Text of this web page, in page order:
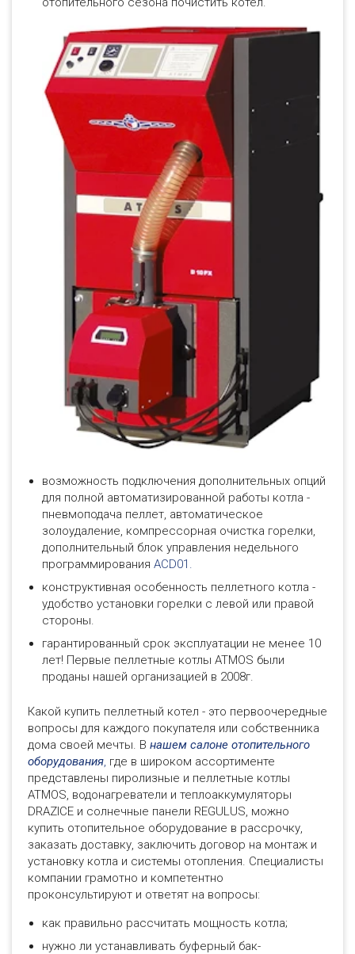
возможность подключения дополнительных опций
для полной автоматизированной работы котла -
пневмоподача пеллет, автоматическое
золоудаление, компрессорная очистка горелки,
дополнительный блок управления недельного
программирования ACD01.
конструктивная особенность пеллетного котла -
удобство установки горелки с левой или правой
стороны.
гарантированный срок эксплуатации не менее 10
лет! Первые пеллетные котлы ATMOS были
проданы нашей организацией в 2008г.
Какой купить пеллетный котел - это первоочередные
вопросы для каждого покупателя или собственника
дома своей мечты. В нашем салоне отопительного
оборудования где в широком ассортименте
представлены пиролизные и пеллетные котлы
ATMOS, водонагреватели и теплоаккумуляторы
DRAZICE и солнечные панели REGULUS, можно
купить отопительное оборудование в рассрочку,
заказать доставку, заключить договор на монтаж и
установку котла и системы отопления. Специалисты
компании грамотно и компетентно
проконсультируют и ответят на вопросы:
как правильно рассчитать мощность котла;
нужно ли устанавливать буферный бак-